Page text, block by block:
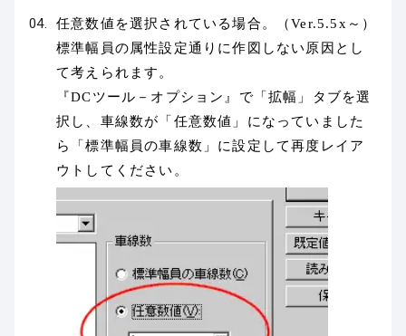
任意数値を選択されている場合。（Ver.5.5x～）
標準幅員の属性設定通りに作図しない原因とし
て考えられます。
『DCツール－オプション』で「拡幅」タブを選
択し、車線数が「任意数値」になっていました
ら「標準幅員の車線数」に設定して再度レイア
ウトしてください。